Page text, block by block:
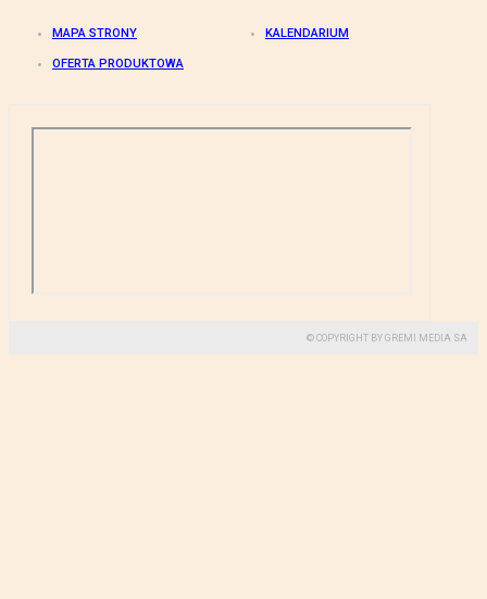
MAPA STRONY KALENDARIUM
OFERTA PRODUKTOWA
© COPYRIGHT BY GREMI MEDIA SA